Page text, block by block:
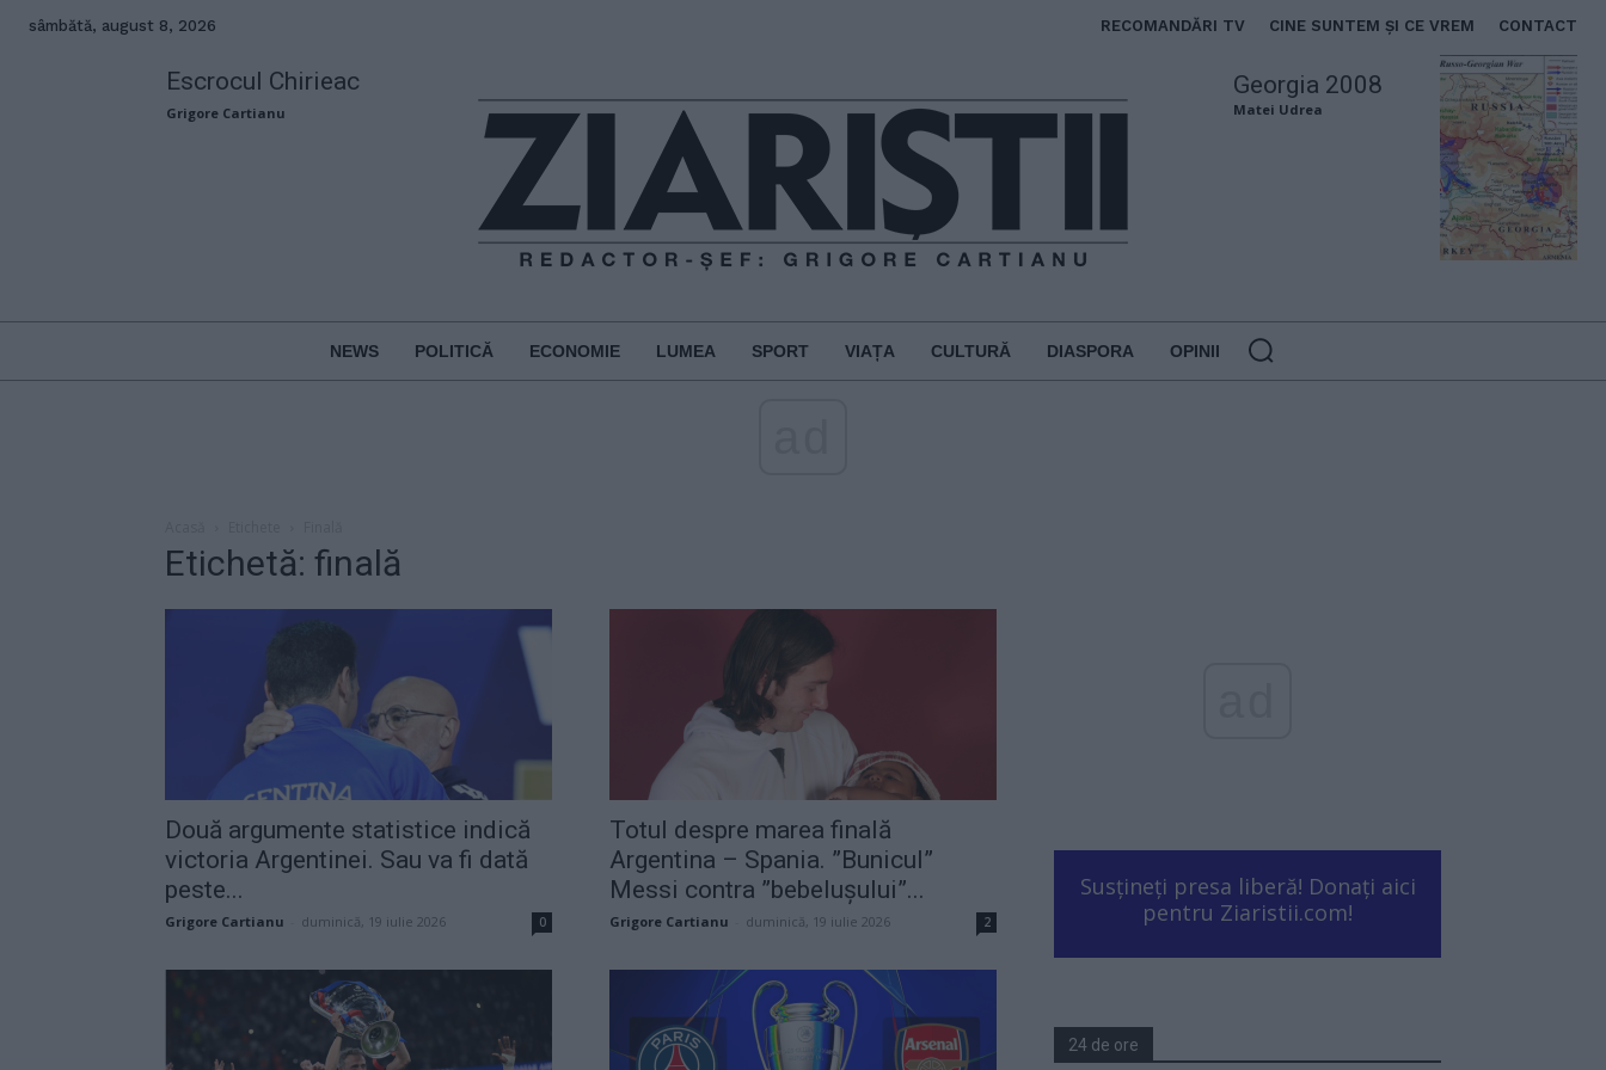
sâmbătă, august 8, 2026 RECOMANDĂRI TV CINE SUNTEM ȘI CE VREM CONTACT
Escrocul Chirieac
Grigore Cartianu
Georgia 2008
Matei Udrea
NEWS POLITICĂ ECONOMIE LUMEA SPORT VIAȚA CULTURĂ DIASPORA OPINII
Etichetă: finală
Două argumente statistice indică
victoria Argentinei. Sau va fi dată
peste...
Grigore Cartianu duminică, 19 iulie 2026 0
Totul despre marea finală
Argentina – Spania. ”Bunicul”
Messi contra ”bebelușului”...
Grigore Cartianu duminică, 19 iulie 2026 2
Susțineți presa liberă! Donați aici
pentru Ziaristii.com!
24 de ore